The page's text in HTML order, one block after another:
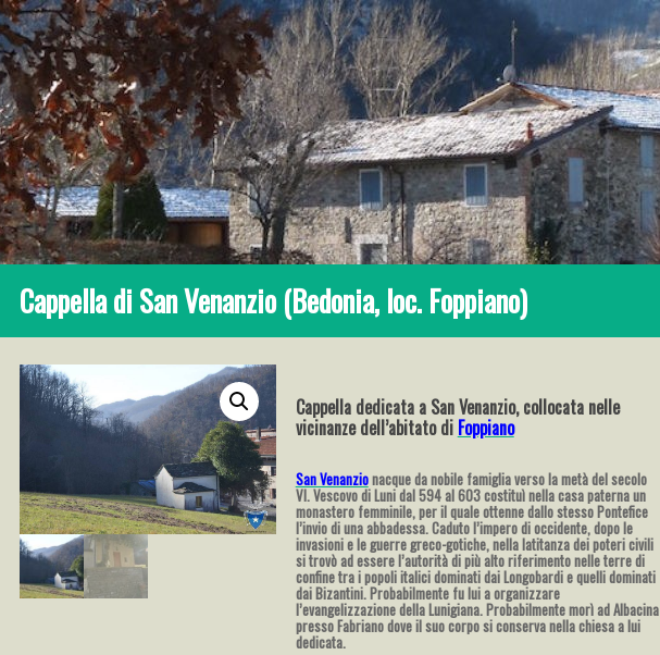
Cappella di San Venanzio (Bedonia, loc. Foppiano)
Cappella dedicata a San Venanzio, collocata nelle
vicinanze dell’abitato di Foppiano
San Venanzionacque da nobile famiglia verso la metà del secolo
VI. Vescovo di Luni dal 594 al 603 costituì nella casa paterna un
monastero femminile, per il quale ottenne dallo stesso Pontefice
l’invio di una abbadessa. Caduto l’impero di occidente, dopo le
invasioni e le guerre greco-gotiche, nella latitanza dei poteri civili
si trovò ad essere l’autorità di più alto riferimento nelle terre di
confine tra i popoli italici dominati dai Longobardi e quelli dominati
dai Bizantini. Probabilmente fu lui a organizzare
l’evangelizzazione della Lunigiana. Probabilmente morì ad Albacina
presso Fabriano dove il suo corpo si conserva nella chiesa a lui
dedicata.